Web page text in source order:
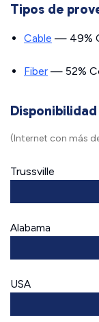
Tipos de
Cable — 49%
Fiber — 52%
(Internet con más
Trussville
Alabama
USA